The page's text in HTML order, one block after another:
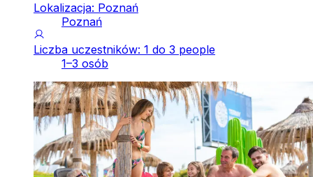
Lokalizacja: Poznań
Poznań
Liczba uczestników: 1 do 3 people
1–3 osób